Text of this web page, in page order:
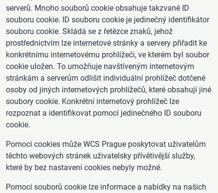
serverů. Mnoho souborů cookie obsahuje takzvané ID
souboru cookie. ID souboru cookie je jedinečný identifikátor
souboru cookie. Skládá se z řetězce znaků, jehož
prostřednictvím lze internetové stránky a servery přiřadit ke
konkrétnímu internetovému prohlížeči, ve kterém byl soubor
cookie uložen. To umožňuje navštíveným internetovým
stránkám a serverům odlišit individuální prohlížeč dotčené
osoby od jiných internetových prohlížečů, které obsahují jiné
soubory cookie. Konkrétní internetový prohlížeč lze
rozpoznat a identifikovat pomocí jedinečného ID souboru
cookie.
Pomocí cookies může WCS Prague poskytovat uživatelům
těchto webových stránek uživatelsky přívětivější služby,
které by bez nastavení cookies nebyly možné.
Pomocí souborů cookie lze informace a nabídky na našich